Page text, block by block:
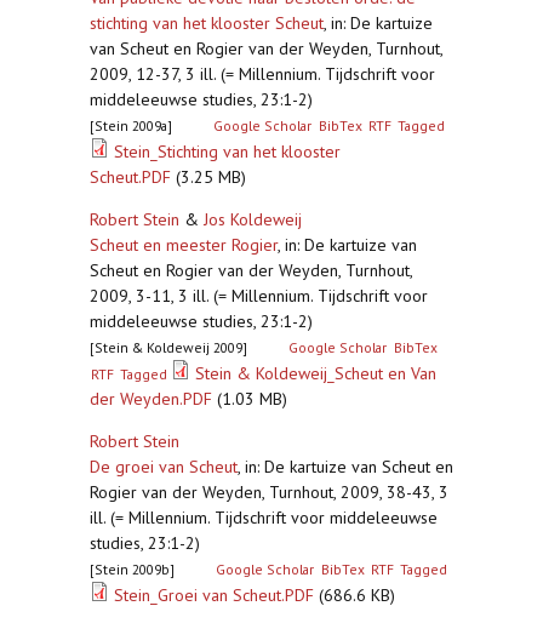
stichting van het klooster Scheut, in: De kartuize
van Scheut en Rogier van der Weyden, Turnhout,
2009, 12-37, 3 ill. (= Millennium. Tijdschrift voor
middeleeuwse studies, 23:1-2)
[Stein 2009a] Google Scholar BibTex RTF Tagged
Stein_Stichting van het klooster
Scheut.PDF (3.25 MB)
Robert Stein & Jos Koldeweij
Scheut en meester Rogier, in: De kartuize van
Scheut en Rogier van der Weyden, Turnhout,
2009, 3-11, 3 ill. (= Millennium. Tijdschrift voor
middeleeuwse studies, 23:1-2)
[Stein & Koldeweij 2009] Google Scholar BibTex
RTF Tagged
Stein & Koldeweij_Scheut en Van
der Weyden.PDF (1.03 MB)
Robert Stein
De groei van Scheut, in: De kartuize van Scheut en
Rogier van der Weyden, Turnhout, 2009, 38-43, 3
ill. (= Millennium. Tijdschrift voor middeleeuwse
studies, 23:1-2)
[Stein 2009b] Google Scholar BibTex RTF Tagged
Stein_Groei van Scheut.PDF (686.6 KB)